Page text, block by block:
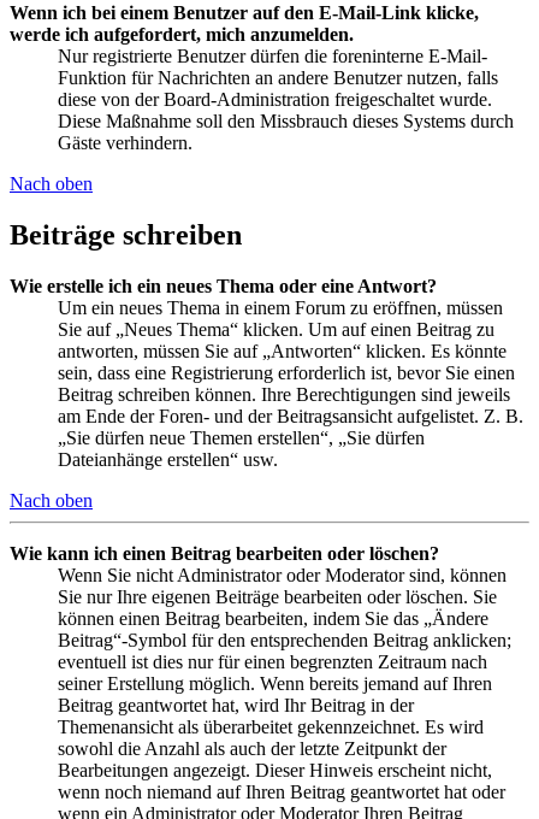
Wenn ich bei einem Benutzer auf den E-Mail-Link klicke,
werde ich aufgefordert, mich anzumelden.
Nur registrierte Benutzer dürfen die foreninterne E-Mail-
Funktion für Nachrichten an andere Benutzer nutzen, falls
diese von der Board-Administration freigeschaltet wurde.
Diese Maßnahme soll den Missbrauch dieses Systems durch
Gäste verhindern.
Nach oben
Beiträge schreiben
Wie erstelle ich ein neues Thema oder eine Antwort?
Um ein neues Thema in einem Forum zu eröffnen, müssen
Sie auf „Neues Thema“ klicken. Um auf einen Beitrag zu
antworten, müssen Sie auf „Antworten“ klicken. Es könnte
sein, dass eine Registrierung erforderlich ist, bevor Sie einen
Beitrag schreiben können. Ihre Berechtigungen sind jeweils
am Ende der Foren- und der Beitragsansicht aufgelistet. Z. B.
„Sie dürfen neue Themen erstellen“, „Sie dürfen
Dateianhänge erstellen“ usw.
Nach oben
Wie kann ich einen Beitrag bearbeiten oder löschen?
Wenn Sie nicht Administrator oder Moderator sind, können
Sie nur Ihre eigenen Beiträge bearbeiten oder löschen. Sie
können einen Beitrag bearbeiten, indem Sie das „Ändere
Beitrag“-Symbol für den entsprechenden Beitrag anklicken;
eventuell ist dies nur für einen begrenzten Zeitraum nach
seiner Erstellung möglich. Wenn bereits jemand auf Ihren
Beitrag geantwortet hat, wird Ihr Beitrag in der
Themenansicht als überarbeitet gekennzeichnet. Es wird
sowohl die Anzahl als auch der letzte Zeitpunkt der
Bearbeitungen angezeigt. Dieser Hinweis erscheint nicht,
wenn noch niemand auf Ihren Beitrag geantwortet hat oder
wenn ein Administrator oder Moderator Ihren Beitrag